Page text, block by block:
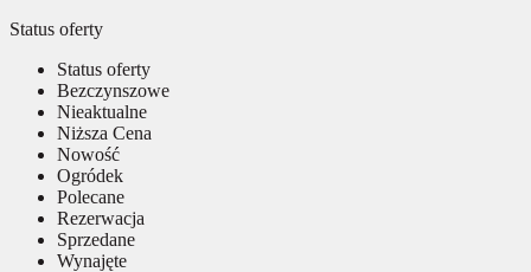
Status oferty
Status oferty
Bezczynszowe
Nieaktualne
Niższa Cena
Nowość
Ogródek
Polecane
Rezerwacja
Sprzedane
Wynajęte